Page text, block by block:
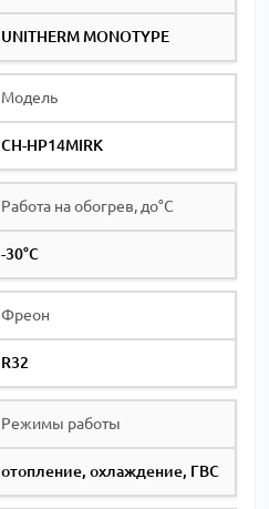
UNITHERM MONOTYPE
Модель
CH-HP14MIRK
Работа на обогрев, до°С
-30°С
Фреон
R32
Режимы работы
отопление, охлаждение, ГВС